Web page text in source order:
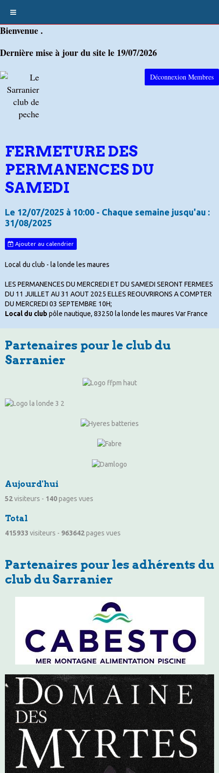
Bienvenue .
Dernière mise à jour du site le 19/07/2026
Déconnexion Membres
FERMETURE DES
PERMANENCES DU
SAMEDI
Le 12/07/2025 à 10:00 - Chaque semaine jusqu'au :
31/08/2025
Ajouter au calendrier
Local du club - la londe les maures
LES PERMANENCES DU MERCREDI ET DU SAMEDI SERONT FERMEES
DU 11 JUILLET AU 31 AOUT 2025 ELLES REOUVRIRONS A COMPTER
DU MERCREDI 03 SEPTEMBRE 10H;
Local du club pôle nautique, 83250 la londe les maures Var France
Partenaires pour le club du
Sarranier
Aujourd'hui
52visiteurs - 140pages vues
Total
415933 visiteurs - 963642pages vues
Partenaires pour les adhérents du
club du Sarranier